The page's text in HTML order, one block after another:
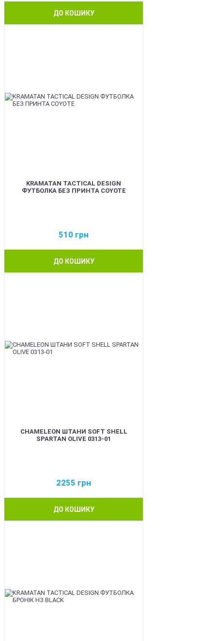
ДО КОШИКУ
KRAMATAN TACTICAL DESIGN
ФУТБОЛКА БЕЗ ПРИНТА COYOTE
510 грн
ДО КОШИКУ
CHAMELEON ШТАНИ SOFT SHELL
SPARTAN OLIVE 0313-01
2255 грн
ДО КОШИКУ